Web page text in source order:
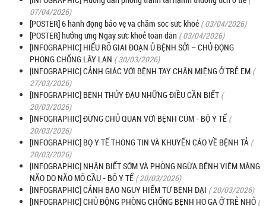
07/04/2026)
[POSTER] 6 hành động bảo vệ và chăm sóc sức khoẻ ( 03/04/2026)
[POSTER] hưởng ứng Ngày sức khoẻ toàn dân ( 03/04/2026)
[INFOGRAPHIC] HIỂU RÕ GIAI ĐOẠN Ủ BỆNH SỞI – CHỦ ĐỘNG
PHÒNG CHỐNG LÂY LAN ( 30/03/2026)
[INFOGRAPHIC] CẢNH GIÁC VỚI BỆNH TAY CHÂN MIỆNG Ở TRẺ EM (
27/03/2026)
[INFOGRAPHIC] BỆNH THỦY ĐẬU NHỮNG ĐIỀU CẦN BIẾT (
20/03/2026)
[INFOGRAPHIC] ĐỪNG CHỦ QUAN VỚI BỆNH CÚM - BỘ Y TẾ (
20/03/2026)
[INFOGRAPHIC] BỘ Y TẾ THÔNG TIN VÀ KHUYẾN CÁO VỀ BỆNH TẢ (
20/03/2026)
[INFOGRAPHIC] NHẬN BIẾT SỚM VÀ PHÒNG NGỪA BỆNH VIÊM MÀNG
NÃO DO NÃO MÔ CẦU - BỘ Y TẾ ( 20/03/2026)
[INFOGRAPHIC] CẢNH BÁO NGUY HIỂM TỪ BỆNH DẠI ( 20/03/2026)
[INFOGRAPHIC] CHỦ ĐỘNG PHÒNG CHỐNG BỆNH HO GÀ Ở TRẺ NHỎ (